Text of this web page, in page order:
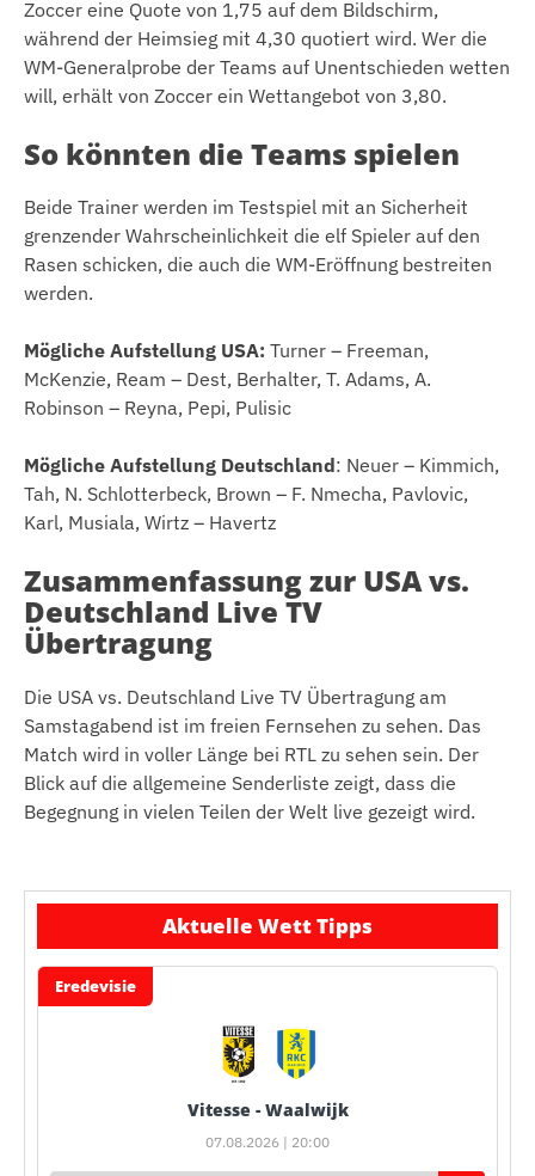
Zoccer eine Quote von 1,75 auf dem Bildschirm,
während der Heimsieg mit 4,30 quotiert wird. Wer die
WM-Generalprobe der Teams auf Unentschieden wetten
will, erhält von Zoccer ein Wettangebot von 3,80.
So könnten die Teams spielen
Beide Trainer werden im Testspiel mit an Sicherheit
grenzender Wahrscheinlichkeit die elf Spieler auf den
Rasen schicken, die auch die WM-Eröffnung bestreiten
werden.
Mögliche Aufstellung USA: Turner – Freeman,
McKenzie, Ream – Dest, Berhalter, T. Adams, A.
Robinson – Reyna, Pepi, Pulisic
Mögliche Aufstellung Deutschland: Neuer – Kimmich,
Tah, N. Schlotterbeck, Brown – F. Nmecha, Pavlovic,
Karl, Musiala, Wirtz – Havertz
Zusammenfassung zur USA vs.
Deutschland Live TV
Übertragung
Die USA vs. Deutschland Live TV Übertragung am
Samstagabend ist im freien Fernsehen zu sehen. Das
Match wird in voller Länge bei RTL zu sehen sein. Der
Blick auf die allgemeine Senderliste zeigt, dass die
Begegnung in vielen Teilen der Welt live gezeigt wird.
Aktuelle Wett Tipps
Eredevisie
Vitesse - Waalwijk
07.08.2026 | 20:00